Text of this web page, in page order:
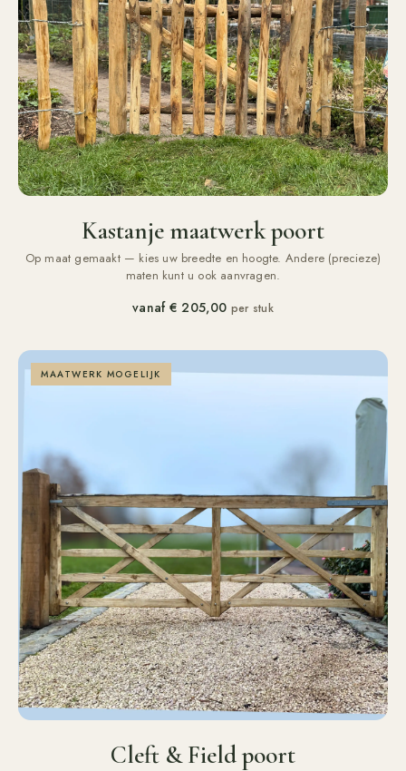
Kastanje maatwerk poort
Op maat gemaakt — kies uw breedte en hoogte. Andere (precieze)
maten kunt u ook aanvragen.
vanaf € 205,00 per stuk
MAATWERK MOGELIJK
Cleft & Field poort